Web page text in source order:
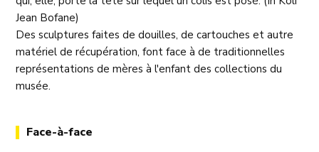
Jean Bofane)
Des sculptures faites de douilles, de cartouches et autre
matériel de récupération, font face à de traditionnelles
représentations de mères à l'enfant des collections du
musée.
Face-à-face